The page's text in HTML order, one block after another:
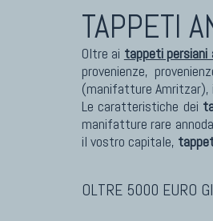
TAPPETI
Oltre ai tappeti persiani
provenienze,
(manifatture Amritzar),
Le caratteristiche dei
manifatture rare
il vostro capitale,
OLTRE 5000 EURO